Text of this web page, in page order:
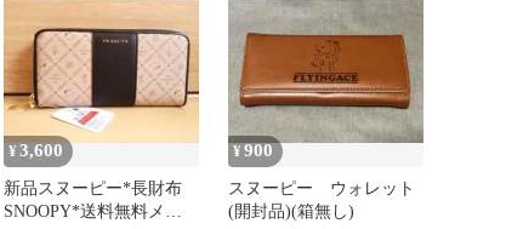
¥3,600
新品スヌーピー*長財布
SNOOPY*送料無料メン
¥900
スヌーピー ウォレット
(開封品)(箱無し)